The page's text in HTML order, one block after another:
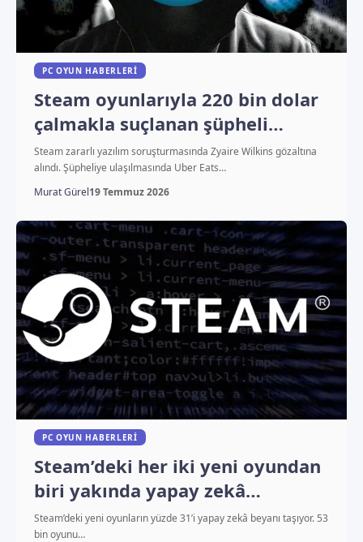
PC OYUN HABERLERI
Steam oyunlarıyla 220 bin dolar
çalmakla suçlanan şüpheli
yakalandı
Steam zararlı yazılım soruşturmasında Zyaire Wilkins gözaltına
alındı. Şüpheliye ulaşılmasında Uber Eats…
Murat Gürel19 Temmuz 2026
PC OYUN HABERLERI
Steam’deki her iki yeni oyundan
biri yakında yapay zekâ
kullanabilir
Steam’deki yeni oyunların yüzde 31’i yapay zekâ beyanı taşıyor. 53
bin oyunu…